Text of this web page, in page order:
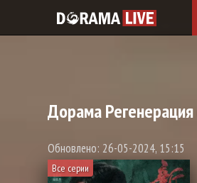
ДорамаРегенерация
Обновлено: 26-05-2024, 15:15
Все серии